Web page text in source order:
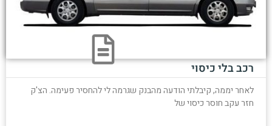
רכב בלי כיסוי
לאחר יממה, קיבלתי הודעה מהבנק שגרמה לי להחסיר פעימה. הצ'ק
חזר עקב חוסר כיסוי של